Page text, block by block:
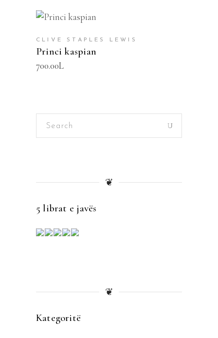
SHTOJE NË SHPORTË
CLIVE STAPLES LEWIS
Princi kaspian
700.00L
Search
❦
5 librat e javës
❦
Kategoritë